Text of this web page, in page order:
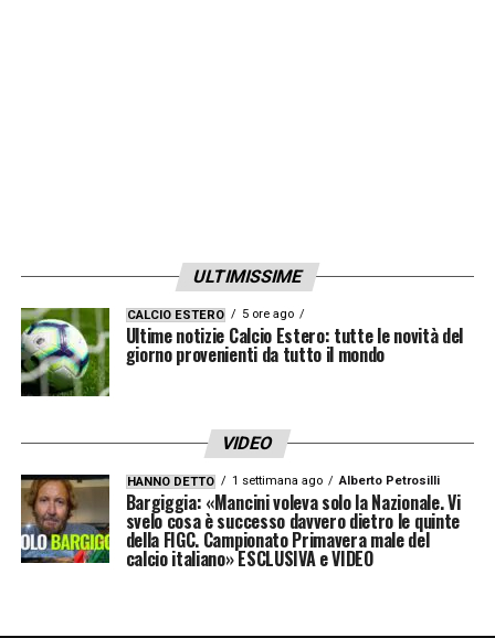
ULTIMISSIME
CALCIO ESTERO 5 ore ago
Ultime notizie Calcio Estero: tutte le novità del
giorno provenienti da tutto il mondo
VIDEO
HANNO DETTO 1 settimana ago Alberto Petrosilli
Bargiggia: «Mancini voleva solo la Nazionale. Vi
svelo cosa è successo davvero dietro le quinte
della FIGC. Campionato Primavera male del
calcio italiano» ESCLUSIVA e VIDEO